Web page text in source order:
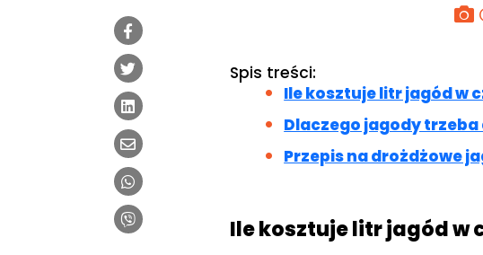
Spis treści:
Ile kosztuje litr jagód w
Dlaczego jagody trzeba
Przepis na drożdżowe
Ile kosztuje litr jagód w